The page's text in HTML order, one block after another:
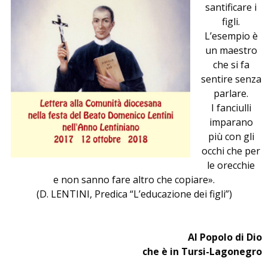
santificare i
figli.
L’esempio è
un maestro
che si fa
sentire senza
parlare.
I fanciulli
imparano
più con gli
occhi che per
le orecchie
e non sanno fare altro che copiare».
(D. LENTINI, Predica “L’educazione dei figli”)
Al Popolo di Dio
che è in Tursi-Lagonegro